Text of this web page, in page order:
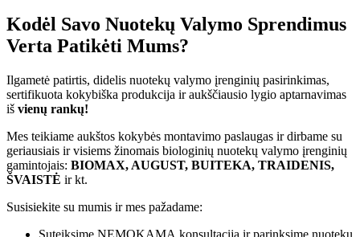
Kodėl Savo Nuotekų Valymo Sprendimus
Verta Patikėti Mums?
Ilgametė patirtis, didelis nuotekų valymo įrenginių pasirinkimas,
sertifikuota kokybiška produkcija ir aukščiausio lygio aptarnavimas
iš vienų rankų!
Mes teikiame aukštos kokybės montavimo paslaugas ir dirbame su
geriausiais ir visiems žinomais biologinių nuotekų valymo įrenginių
gamintojais: BIOMAX, AUGUST, BUITEKA, TRAIDENIS,
ŠVAISTĖ ir kt.
Susisiekite su mumis ir mes pažadame:
Suteiksime NEMOKAMĄ konsultaciją ir parinksime nuotekų